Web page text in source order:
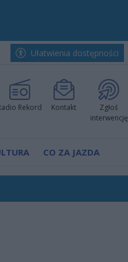
Ułatwienia dostępności
Rekord Kontakt
Zgłoś
interwencję
CO ZA JAZDA